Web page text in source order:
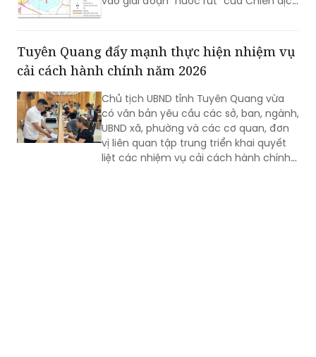
Tuyên Quang đẩy mạnh thực hiện nhiệm vụ
Chủ tịch UBND tỉnh Tuyên Quang vừa
có văn bản yêu cầu các sở, ban, ngành,
UBND xã, phường và các cơ quan, đơn
vị liên quan tập trung triển khai quyết
liệt các nhiệm vụ cải cách hành chính
(CCHC) năm 2026, nhằm khắc phục
những nội dung còn chậm tiến độ,
nâng cao chất lượng thực hiện các tiêu